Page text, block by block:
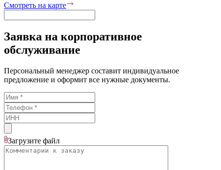
Смотреть на карте
Заявка на корпоративное
обслуживание
Персональный менеджер составит индивидуальное
предложение и оформит все нужные документы.
Загрузите файл